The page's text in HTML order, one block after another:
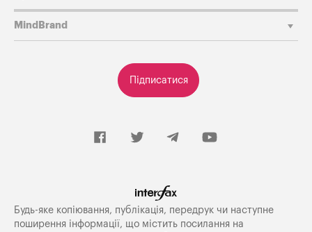
Підписатися
MindBrand
Будь-яке копiювання, публiкацiя, передрук чи наступне
поширення iнформацiї, що мiстить посилання на